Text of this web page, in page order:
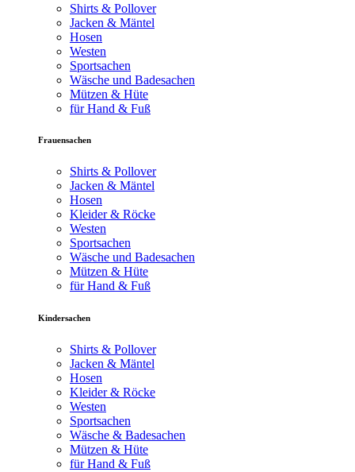
Shirts & Pollover
Jacken & Mäntel
Hosen
Westen
Sportsachen
Wäsche und Badesachen
Mützen & Hüte
für Hand & Fuß
Frauensachen
Shirts & Pollover
Jacken & Mäntel
Hosen
Kleider & Röcke
Westen
Sportsachen
Wäsche und Badesachen
Mützen & Hüte
für Hand & Fuß
Kindersachen
Shirts & Pollover
Jacken & Mäntel
Hosen
Kleider & Röcke
Westen
Sportsachen
Wäsche & Badesachen
Mützen & Hüte
für Hand & Fuß